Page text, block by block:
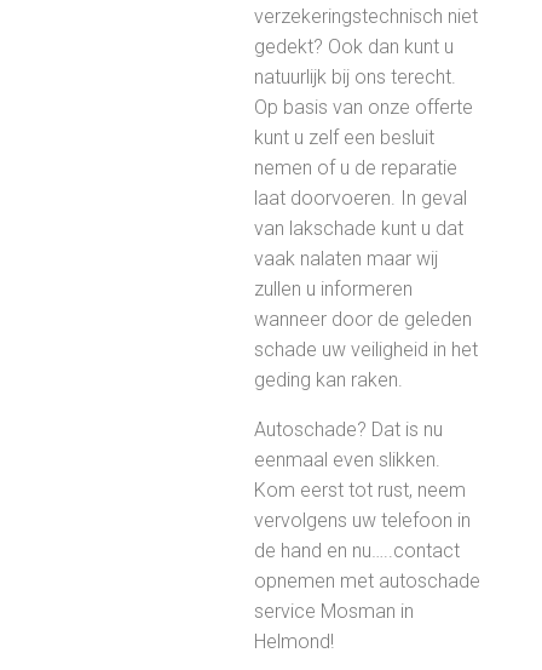
verzekeringstechnisch niet
gedekt? Ook dan kunt u
natuurlijk bij ons terecht.
Op basis van onze offerte
kunt u zelf een besluit
nemen of u de reparatie
laat doorvoeren. In geval
van lakschade kunt u dat
vaak nalaten maar wij
zullen u informeren
wanneer door de geleden
schade uw veiligheid in het
geding kan raken.
Autoschade? Dat is nu
eenmaal even slikken.
Kom eerst tot rust, neem
vervolgens uw telefoon in
de hand en nu…..contact
opnemen met autoschade
service Mosman in
Helmond!